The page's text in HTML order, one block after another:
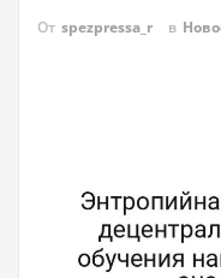
От spezpressa_r в